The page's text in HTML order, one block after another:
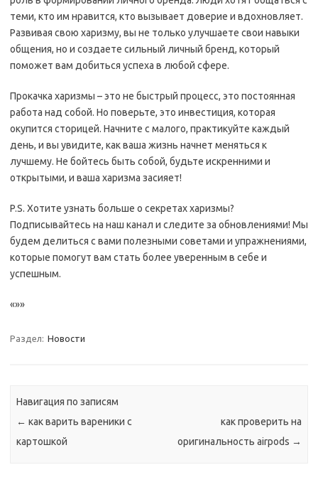
теми, кто им нравится, кто вызывает доверие и вдохновляет.
Развивая свою харизму, вы не только улучшаете свои навыки
общения, но и создаете сильный личный бренд, который
поможет вам добиться успеха в любой сфере.
Прокачка харизмы – это не быстрый процесс, это постоянная
работа над собой. Но поверьте, это инвестиция, которая
окупится сторицей. Начните с малого, практикуйте каждый
день, и вы увидите, как ваша жизнь начнет меняться к
лучшему. Не бойтесь быть собой, будьте искренними и
открытыми, и ваша харизма засияет!
P.S. Хотите узнать больше о секретах харизмы?
Подписывайтесь на наш канал и следите за обновлениями! Мы
будем делиться с вами полезными советами и упражнениями,
которые помогут вам стать более уверенным в себе и
успешным.
«»»
Раздел: Новости
Навигация по записям
← как варить вареники с
картошкой
как проверить на
оригинальность airpods →